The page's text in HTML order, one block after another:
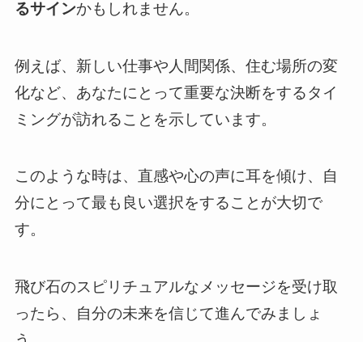
るサインかもしれません。
例えば、新しい仕事や人間関係、住む場所の変
化など、あなたにとって重要な決断をするタイ
ミングが訪れることを示しています。
このような時は、直感や心の声に耳を傾け、自
分にとって最も良い選択をすることが大切で
す。
飛び石のスピリチュアルなメッセージを受け取
ったら、自分の未来を信じて進んでみましょ